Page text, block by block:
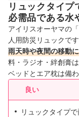
リュックタイプ
必需品である水
アイリスオーヤマの
人用防災リュックです
雨天時や夜間の移動
料・ラジオ・絆創膏
ベッドとエア枕は備わ
良い
リュックタイプ